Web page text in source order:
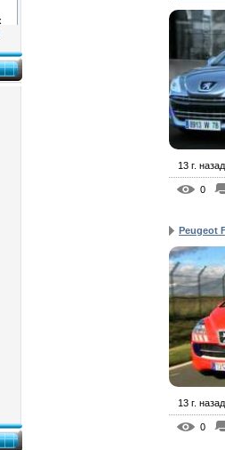
13 г. назад
0
Peugeot
13 г. назад
0